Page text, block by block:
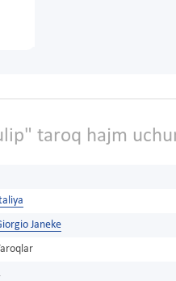
taroq hajm
Janeke